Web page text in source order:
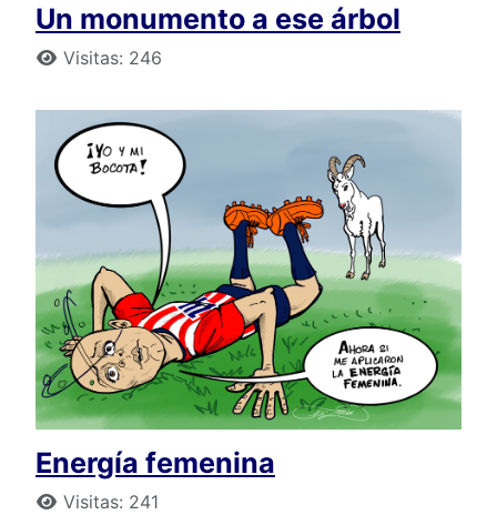
Un monumento a ese árbol
Detalles
Visitas: 246
Energía femenina
Detalles
Visitas: 241